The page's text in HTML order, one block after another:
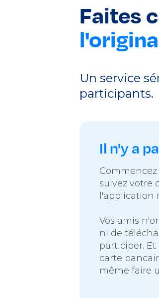
Faites
Un service
participants.
Il n'y a
suivez votre
l'application
Vos amis
ni de
participer.
carte
même faire